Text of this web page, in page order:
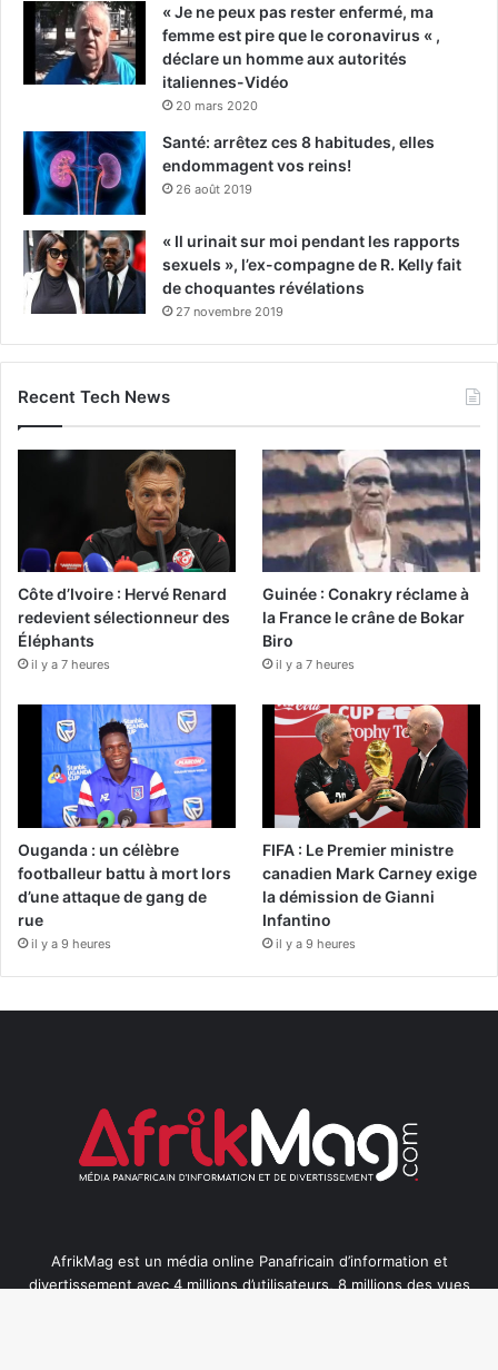
« Je ne peux pas rester enfermé, ma
femme est pire que le coronavirus « ,
déclare un homme aux autorités
italiennes-Vidéo
20 mars 2020
Santé: arrêtez ces 8 habitudes, elles
endommagent vos reins!
26 août 2019
« Il urinait sur moi pendant les rapports
sexuels », l’ex-compagne de R. Kelly fait
de choquantes révélations
27 novembre 2019
Recent Tech News
Côte d’Ivoire : Hervé Renard
redevient sélectionneur des
Éléphants
il y a 7 heures
Guinée : Conakry réclame à
la France le crâne de Bokar
Biro
il y a 7 heures
Ouganda : un célèbre
footballeur battu à mort lors
d’une attaque de gang de
rue
il y a 9 heures
FIFA : Le Premier ministre
canadien Mark Carney exige
la démission de Gianni
Infantino
il y a 9 heures
AfrikMag est un média online Panafricain d’information et
divertissement avec 4 millions d’utilisateurs, 8 millions des vues